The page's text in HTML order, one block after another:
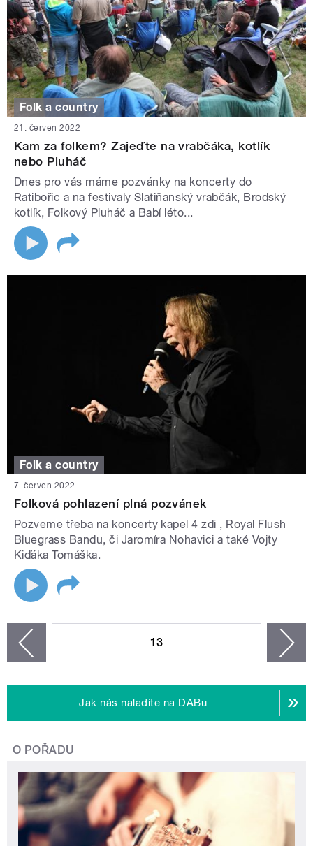
Folk a country
21. červen 2022
Kam za folkem? Zajeďte na vrabčáka, kotlík
nebo Pluháč
Dnes pro vás máme pozvánky na koncerty do
Ratibořic a na festivaly Slatiňanský vrabčák, Brodský
kotlík, Folkový Pluháč a Babí léto...
Folk a country
7. červen 2022
Folková pohlazení plná pozvánek
Pozveme třeba na koncerty kapel 4 zdi , Royal Flush
Bluegrass Bandu, či Jaromíra Nohavici a také Vojty
Kiďáka Tomáška.
13
Jak nás naladíte na DABu
O POŘADU